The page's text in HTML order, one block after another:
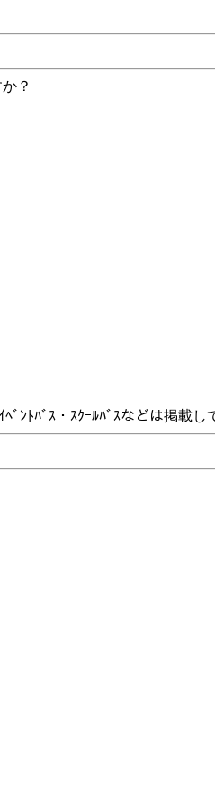
？
ﾞﾝﾄﾊﾞｽ・ｽｸｰﾙﾊﾞｽなどは掲載し